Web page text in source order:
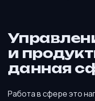
и
данная
Работа в сфере это